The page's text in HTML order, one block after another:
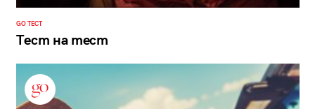
GO ТЕСТ
Тест на тест